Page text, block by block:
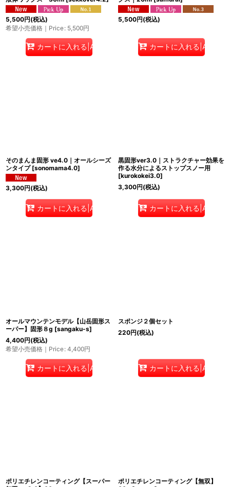
5,500円(税込)
希望小売価格｜Price: 5,500円
カートに入れる|Add to cart
5,500円(税込)
カートに入れる|Add to
そのまんま固形 ve4.0｜オールシーズ
ンタイプ [sonomama4.0]
3,300円(税込)
カートに入れる|Add to cart
黒固形ver3.0｜ストラクチャー効果を
作る水分によるストップスノー用
[kurokokei3.0]
3,300円(税込)
カートに入れる|Add to
オールマウンテンモデル【山岳固形ス
ーパー】固形８g [sangaku-s]
4,400円(税込)
希望小売価格｜Price: 4,400円
カートに入れる|Add to cart
スポンジ２個セット
220円(税込)
カートに入れる|Add to
ポリエチレンコーティング【スーパー
ポリエチレンコーティング【無双】